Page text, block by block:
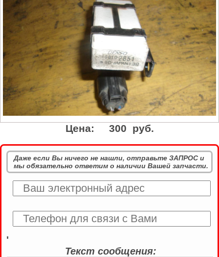
Цена: 300 руб.
Даже если Вы ничего не нашли, отправьте ЗАПРОС и
мы обязательно ответим о наличии Вашей запчасти.
'
Текст сообщения: